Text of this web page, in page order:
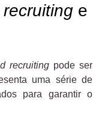
e
recruiting pode ser
uma série de
para garantir o